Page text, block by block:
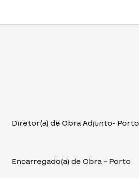
Diretor(a) de Obra Adjunto- Porto
Encarregado(a) de Obra – Porto